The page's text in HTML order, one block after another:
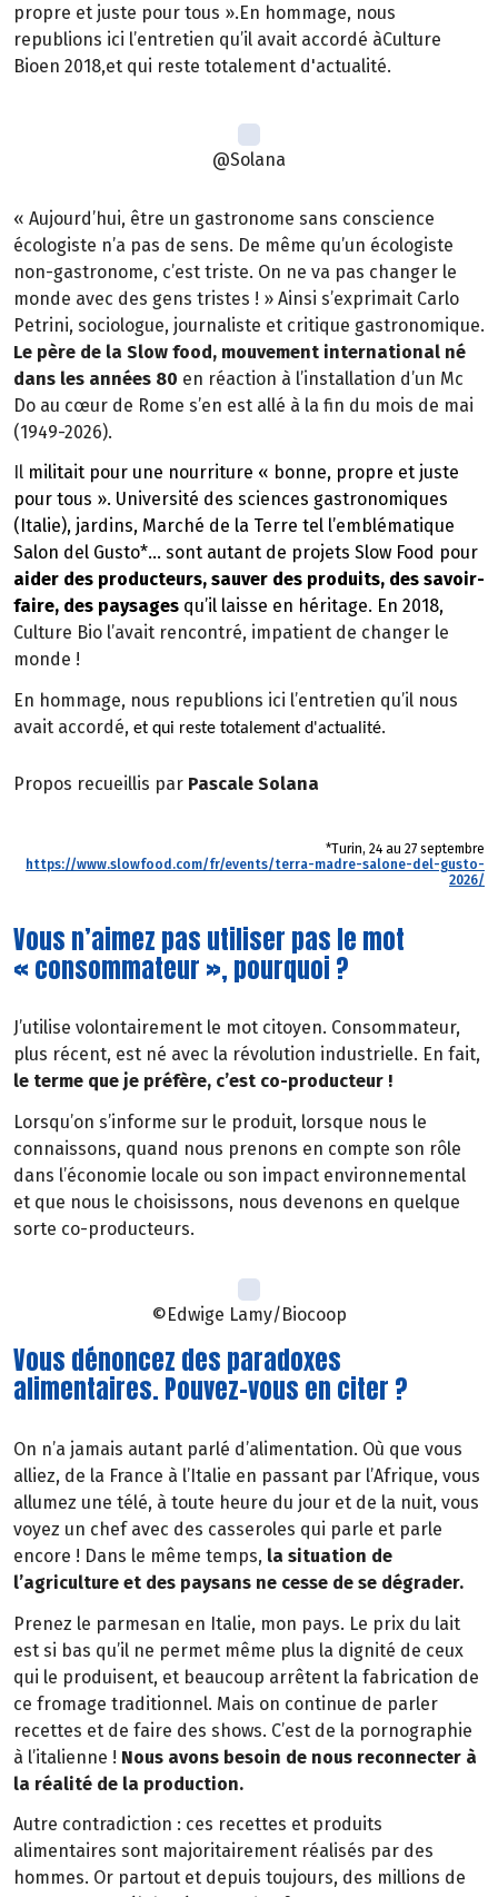
propre et juste pour tous ».En hommage, nous
republions ici l’entretien qu’il avait accordé àCulture
Bioen 2018,et qui reste totalement d'actualité.
@Solana
« Aujourd’hui, être un gastronome sans conscience
écologiste n’a pas de sens. De même qu’un écologiste
non-gastronome, c’est triste. On ne va pas changer le
monde avec des gens tristes ! » Ainsi s’exprimait Carlo
Petrini, sociologue, journaliste et critique gastronomique.
Le père de la Slow food, mouvement international né
dans les années 80 en réaction à l’installation d’un Mc
Do au cœur de Rome s’en est allé à la fin du mois de mai
(1949-2026).
Il militait pour une nourriture « bonne, propre et juste
pour tous ». Université des sciences gastronomiques
(Italie), jardins, Marché de la Terre tel l’emblématique
Salon del Gusto*… sont autant de projets Slow Food pour
aider des producteurs, sauver des produits, des savoir-
faire, des paysages qu’il laisse en héritage. En 2018,
Culture Bio l’avait rencontré, impatient de changer le
monde !
En hommage, nous republions ici l’entretien qu’il nous
avait accordé, et qui reste totalement d'actualité.
Propos recueillis par Pascale Solana
*Turin, 24 au 27 septembre
https://www.slowfood.com/fr/events/terra-madre-salone-del-gusto-
2026/
Vous n’aimez pas utiliser pas le mot
« consommateur », pourquoi ?
J’utilise volontairement le mot citoyen. Consommateur,
plus récent, est né avec la révolution industrielle. En fait,
le terme que je préfère, c’est co-producteur !
Lorsqu’on s’informe sur le produit, lorsque nous le
connaissons, quand nous prenons en compte son rôle
dans l’économie locale ou son impact environnemental
et que nous le choisissons, nous devenons en quelque
sorte co-producteurs.
©Edwige Lamy/Biocoop
Vous dénoncez des paradoxes
alimentaires. Pouvez-vous en citer ?
On n’a jamais autant parlé d’alimentation. Où que vous
alliez, de la France à l’Italie en passant par l’Afrique, vous
allumez une télé, à toute heure du jour et de la nuit, vous
voyez un chef avec des casseroles qui parle et parle
encore ! Dans le même temps, la situation de
l’agriculture et des paysans ne cesse de se dégrader.
Prenez le parmesan en Italie, mon pays. Le prix du lait
est si bas qu’il ne permet même plus la dignité de ceux
qui le produisent, et beaucoup arrêtent la fabrication de
ce fromage traditionnel. Mais on continue de parler
recettes et de faire des shows. C’est de la pornographie
à l’italienne ! Nous avons besoin de nous reconnecter à
la réalité de la production.
Autre contradiction : ces recettes et produits
alimentaires sont majoritairement réalisés par des
hommes. Or partout et depuis toujours, des millions de